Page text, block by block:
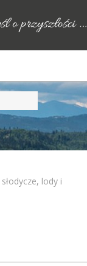
słodycze, lody i